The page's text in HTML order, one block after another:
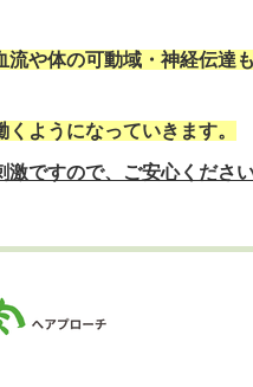
や体の可動域・神経伝達
ようになっていきます。
ですので、ご安心ください